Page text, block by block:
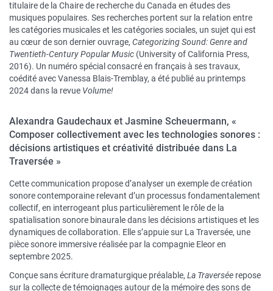
titulaire de la Chaire de recherche du Canada en études des
musiques populaires. Ses recherches portent sur la relation entre
les catégories musicales et les catégories sociales, un sujet qui est
au cœur de son dernier ouvrage, Categorizing Sound: Genre and
Twentieth-Century Popular Music (University of California Press,
2016). Un numéro spécial consacré en français à ses travaux,
coédité avec Vanessa Blais-Tremblay, a été publié au printemps
2024 dans la revue Volume!
Alexandra Gaudechaux et Jasmine Scheuermann, «
Composer collectivement avec les technologies sonores :
décisions artistiques et créativité distribuée dans La
Traversée »
Cette communication propose d’analyser un exemple de création
sonore contemporaine relevant d’un processus fondamentalement
collectif, en interrogeant plus particulièrement le rôle de la
spatialisation sonore binaurale dans les décisions artistiques et les
dynamiques de collaboration. Elle s’appuie sur La Traversée, une
pièce sonore immersive réalisée par la compagnie Eleor en
septembre 2025.
Conçue sans écriture dramaturgique préalable, La Traversée repose
sur la collecte de témoignages autour de la mémoire des sons de